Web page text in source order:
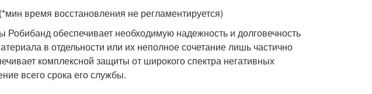
время восстановления не регламентируется)
обеспечивает необходимую надежность и долговечность
в отдельности или их неполное сочетание лишь частично
комплексной защиты от широкого спектра негативных
всего срока его службы.